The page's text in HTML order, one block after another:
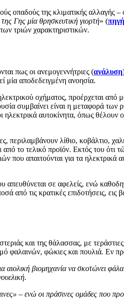
οπαδούς της κλιματικής
Γης μία θρησκευτική γιορτή» (πηγή
τριών χαρακτηριστικών.
πως οι ανεμογεννήτριες (ανάλυση
μία αποδεδειγμένη ανοησία.
οχήματος, προέρχεται
συμβαίνει είναι η μεταφορά των
αυτοκίνητα, όπως θέλουν
περιλαμβάνουν λίθιο, κοβάλτιο,
από το τελικό προϊόν. Εκτός του
απαιτούνται για τα ηλεκτρικά
σε αφελείς, ενώ
από τις κρατικές επιδοτήσεις,
και της θάλασσας, με
φώκιες και πουλιά. Εν
αιολική βιομηχανία να σκοτώνει
– ενώ οι πράσινες ομάδες που